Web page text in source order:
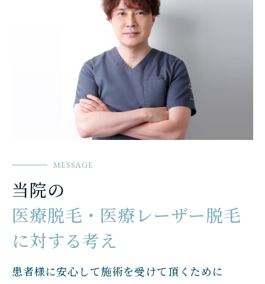
MESSAGE
当院の
医療脱毛・医療レーザー脱毛
に対する考え
患者様に安心して施術を受けて頂くために